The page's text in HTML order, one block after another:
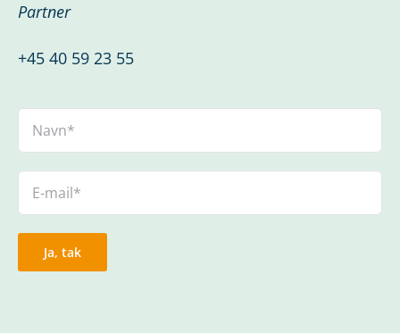
Partner
+45 40 59 23 55